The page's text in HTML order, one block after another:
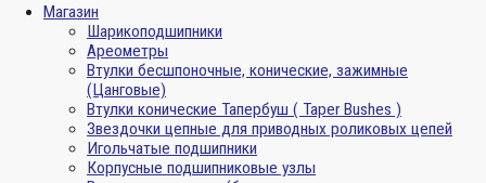
Магазин
Шарикоподшипники
Ареометры
Втулки бесшпоночные, конические, зажимные
(Цанговые)
Втулки конические Тапербуш ( Taper Bushes )
Звездочки цепные для приводных роликовых цепей
Игольчатые подшипники
Корпусные подшипниковые узлы